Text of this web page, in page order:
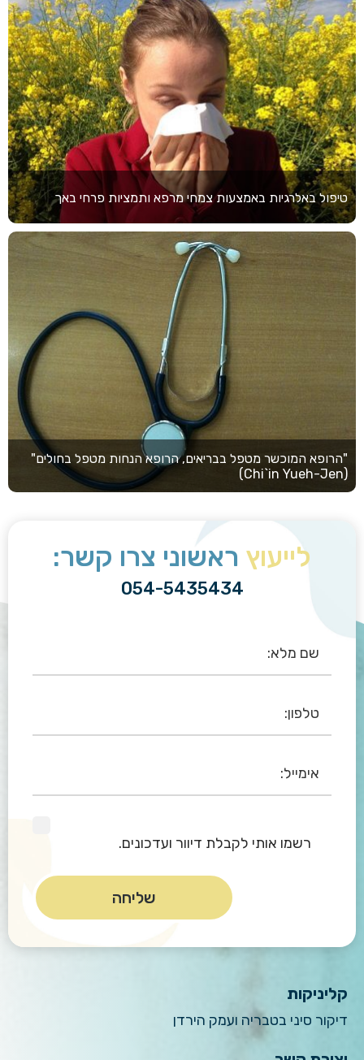
טיפול באלרגיות באמצעות צמחי מרפא ותמציות פרחי באך
"הרופא המוכשר מטפל בבריאים, הרופא הנחות מטפל בחולים"
(Chi`in Yueh-Jen)
לייעוץ ראשוני צרו קשר:
054-5435434
רשמו אותי לקבלת דיוור ועדכונים.
קליניקות
דיקור סיני בטבריה ועמק הירדן